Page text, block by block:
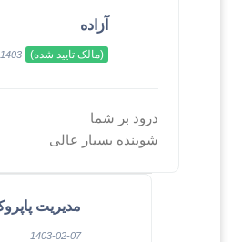
آزاده
(مالک تایید شده) 1403-02-07
درود بر شما
شوینده بسیار عالی
مدیریت
1403-02-07